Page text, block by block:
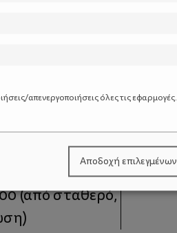
(από σταθερό,
απενεργοποιήσεις όλες τις εφαρμογές.
Αποδοχή επιλεγμένων